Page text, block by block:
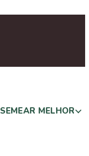
SEMEAR MELHOR